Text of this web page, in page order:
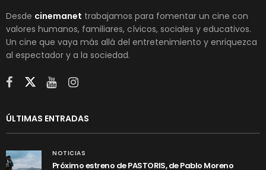
Desde cinemanet trabajamos para fomentar un cine con
valores humanos, familiares, cívicos, sociales y educativos.
Un cine que vaya más allá del entretenimiento y enriquezca
al espectador y a la sociedad.
ÚLTIMAS ENTRADAS
NOTICIAS
Próximo estreno de PASTORIS, de Pablo Moreno